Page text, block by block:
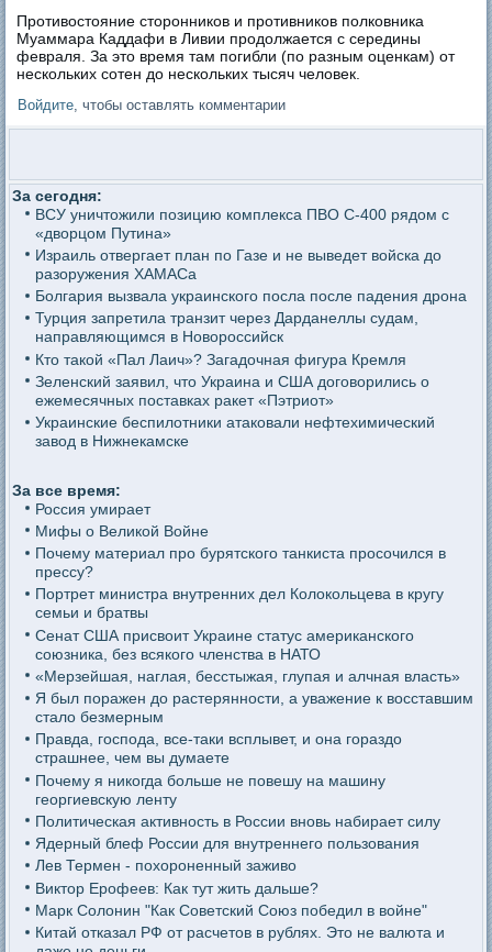
Противостояние сторонников и противников полковника
Муаммара Каддафи в Ливии продолжается с середины
февраля. За это время там погибли (по разным оценкам) от
нескольких сотен до нескольких тысяч человек.
Войдите , чтобы оставлять комментарии
За сегодня:
ВСУ уничтожили позицию комплекса ПВО С-400 рядом с
«дворцом Путина»
Израиль отвергает план по Газе и не выведет войска до
разоружения ХАМАСа
Болгария вызвала украинского посла после падения дрона
Турция запретила транзит через Дарданеллы судам,
направляющимся в Новороссийск
Кто такой «Пал Лаич»? Загадочная фигура Кремля
Зеленский заявил, что Украина и США договорились о
ежемесячных поставках ракет «Пэтриот»
Украинские беспилотники атаковали нефтехимический
завод в Нижнекамске
За все время:
Россия умирает
Мифы о Великой Войне
Почему материал про бурятского танкиста просочился в
прессу?
Портрет министра внутренних дел Колокольцева в кругу
семьи и братвы
Сенат США присвоит Украине статус американского
союзника, без всякого членства в НАТО
«Мерзейшая, наглая, бесстыжая, глупая и алчная власть»
Я был поражен до растерянности, а уважение к восставшим
стало безмерным
Правда, господа, все-таки всплывет, и она гораздо
страшнее, чем вы думаете
Почему я никогда больше не повешу на машину
георгиевскую ленту
Политическая активность в России вновь набирает силу
Ядерный блеф России для внутреннего пользования
Лев Термен - похороненный заживо
Виктор Ерофеев: Как тут жить дальше?
Марк Солонин "Как Советский Союз победил в войне"
Китай отказал РФ от расчетов в рублях. Это не валюта и